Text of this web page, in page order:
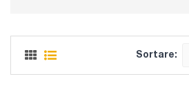
Sortare: